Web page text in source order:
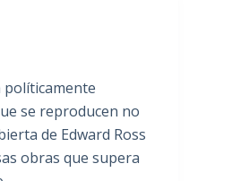
se reproducen no
de Edward Ross
obras que supera